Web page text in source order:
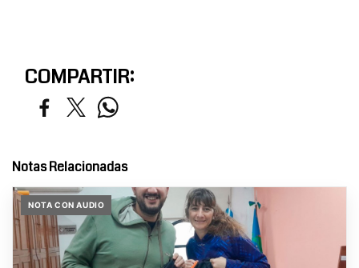
COMPARTIR:
Notas Relacionadas
NOTA CON AUDIO